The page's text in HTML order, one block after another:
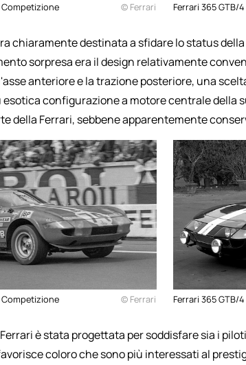
© Ferrari Ferrari 365 GTB/
chiaramente destinata a sfidare lo status
sorpresa era il design relativamente
anteriore e la trazione posteriore, una
configurazione a motore centrale della
della Ferrari, sebbene apparentemente
© Ferrari Ferrari 365 GTB/
è stata progettata per soddisfare sia i
coloro che sono più interessati al